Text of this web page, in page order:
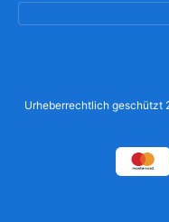
Urheberrechtlich geschützt